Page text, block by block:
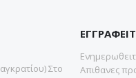
Στο
Απιθανες